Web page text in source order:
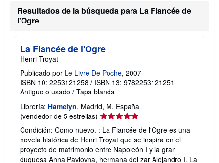
l
a
a
s
d
e
Resultados de la búsqueda para La Fiancée de
l'Ogre
La Fiancée de l'Ogre
Henri Troyat
Publicado por Le Livre De Poche, 2007
ISBN 10: 2253121258 / ISBN 13: 9782253121251
Antiguo o usado / Tapa blanda
Librería: Hamelyn, Madrid, M, España
(vendedor de 5 estrellas) Calificación
del
vendedor:
5
de
Condición: Como nuevo. : La Fiancée de l'Ogre es una
novela histórica de Henri Troyat que se inspira en el
proyecto de matrimonio entre Napoleón I y la gran
duquesa Anna Pavlovna, hermana del zar Alejandro I. La